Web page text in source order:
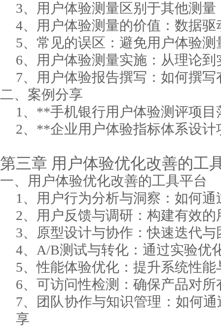
3、用户体验测量区别于其他测
4、用户体验测量的价值：数据驱
5、常见的误区：避免用户体验测
6、用户体验测量实施：从理论
7、用户体验报告撰写：如何撰
二、案例分享
1、**手机银行用户体验测评项目
2、**企业用户体验指标体系设计
第三章 用户体验优化改善的工
一、用户体验优化改善的工具平台
1、用户行为分析与洞察：如何
2、用户反馈与调研：构建有效
3、原型设计与协作：快速迭代
4、A/B测试与转化：通过实验优
5、性能体验优化：提升系统性
6、可访问性检测：确保产品对所
7、团队协作与知识管理：如何
享